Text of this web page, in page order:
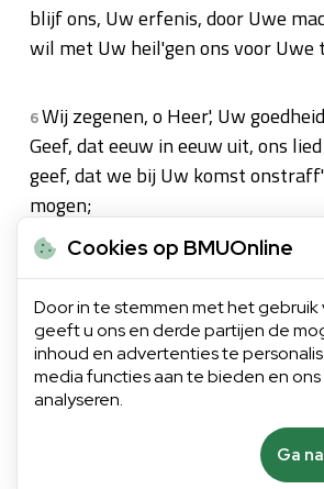
blijf ons, Uw erfenis, door Uwe
wil met Uw heil'gen ons voor Uwe
6Wij zegenen, o Heer', Uw
Geef, dat eeuw in eeuw uit, ons
geef, dat we bij Uw komst
mogen;
ontferm, ontferm U, Heer', toon ons
mededogen!
Op U steunt onze hoop, o God van
zij worden nooit beschaamd, die op
bouwen.
Cookies op BMUOnline
Door in te stemmen met het gebruik
geeft u ons en derde partijen de
inhoud en advertenties te
media functies aan te bieden en
analyseren.
Ga